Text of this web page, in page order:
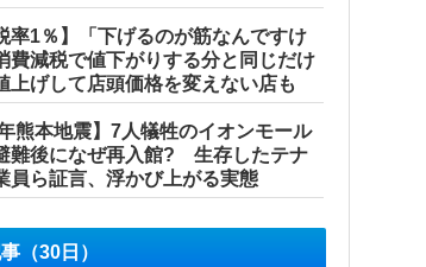
率1％】「下げるのが筋なんですけ
費減税で値下がりする分と同じだけ
上げして店頭価格を変えない店も
年熊本地震】7人犠牲のイオンモール
難後になぜ再入館? 生存したテナ
員ら証言、浮かび上がる実態
（30日）